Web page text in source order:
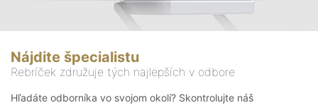
Nájdite špecialistu
Rebríček združuje tých najlepších v odbore
Hľadáte odborníka vo svojom okolí? Skontrolujte náš